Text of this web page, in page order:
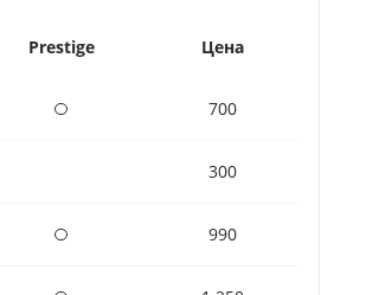
Prestige Цена
Опции 700
300
Опции 990